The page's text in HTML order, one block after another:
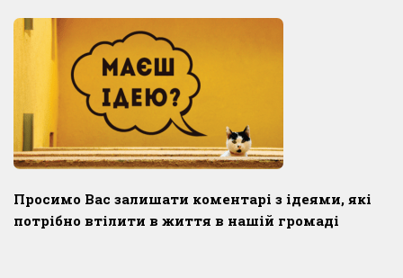
Просимо Вас залишати коментарі з ідеями, які
потрібно втілити в життя в нашій громаді